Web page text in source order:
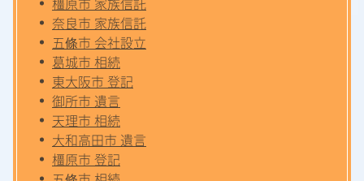
奈良市 家族信託
五條市 会社設立
葛城市 相続
東大阪市 登記
御所市 遺言
天理市 相続
大和高田市 遺言
橿原市 登記